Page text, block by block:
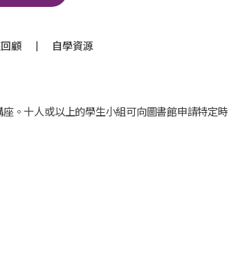
顧 | 自學資源
。十人或以上的學生小組可向圖書館申請特定